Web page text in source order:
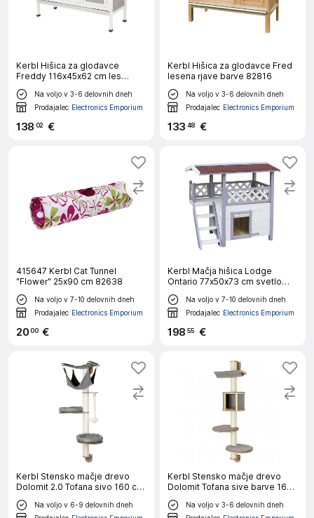
Kerbl Hišica za glodavce
Freddy 116x45x62 cm les
glazirana
Na voljo v 3-6 delovnih dneh
Prodajalec Electronics Emporium
138 02 €
Kerbl Hišica za glodavce Fred
lesena rjave barve 82816
Na voljo v 3-6 delovnih dneh
Prodajalec Electronics Emporium
133 48 €
415647 Kerbl Cat Tunnel
"Flower" 25x90 cm 82638
Na voljo v 7-10 delovnih dneh
Prodajalec Electronics Emporium
2000 €
Kerbl Mačja hišica Lodge
Ontario 77x50x73 cm svetlo
siva
Na voljo v 7-10 delovnih dneh
Prodajalec Electronics Emporium
198 55 €
Kerbl Stensko mačje drevo
Dolomit 2.0 Tofana sivo 160 cm
81545
Na voljo v 6-9 delovnih dneh
Kerbl Stensko mačje drevo
Dolomit Tofana sive barve 168
cm 81540
Na voljo v 3-6 delovnih dneh